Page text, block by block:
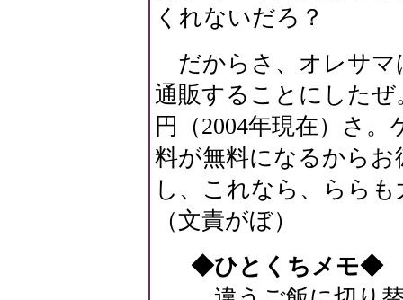
くれないだろ？
だからさ、オレサマ
通販することにしたぜ
円（2004年現在）さ
料が無料になるから
し、これなら、らら
（文責がぼ）
◆ひとくちメモ◆